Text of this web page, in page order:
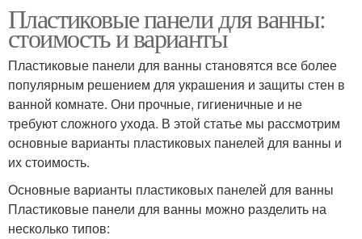
Пластиковые панели для ванны:
стоимость и варианты
Пластиковые панели для ванны становятся все более
популярным решением для украшения и защиты стен в
ванной комнате. Они прочные, гигиеничные и не
требуют сложного ухода. В этой статье мы рассмотрим
основные варианты пластиковых панелей для ванны и
их стоимость.
Основные варианты пластиковых панелей для ванны
Пластиковые панели для ванны можно разделить на
несколько типов: